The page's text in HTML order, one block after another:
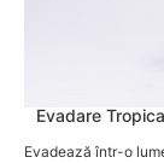
Evadare
Evadează într-o